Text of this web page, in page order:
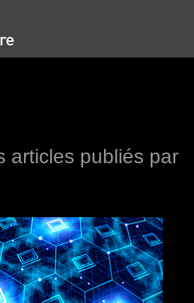
articles publiés par